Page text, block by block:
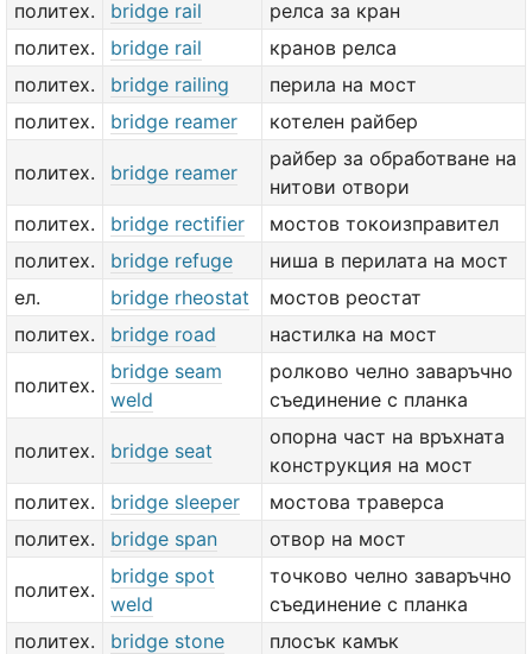
политех. bridge rail
релса за кран
политех.
bridge rail
кранов релса
политех.
bridge railing
перила на мост
политех.
bridge reamer котелен райбер
политех. bridge reamer
райбер за обработване на
нитови отвори
политех.
bridge rectifier
мостов токоизправител
политех.
bridge refuge
ниша в перилата на мост
ел.
bridge rheostat
мостов реостат
политех.
bridge road настилка на мост
политех.
bridge seam
weld
ролково челно заваръчно
съединение с планка
политех. bridge seat
опорна част на връхната
конструкция на мост
политех.
bridge sleeper
мостова траверса
политех.
bridge span отвор на мост
политех.
bridge spot
weld
точково челно заваръчно
съединение с планка
политех.
bridge stone плосък камък